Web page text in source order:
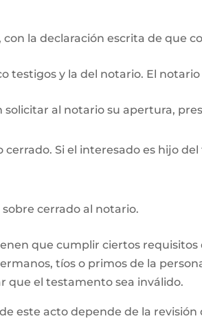
la declaración escrita de que
testigos y la del notario. El
al notario su apertura,
Si el interesado es hijo del
cerrado al notario.
que cumplir ciertos requisitos
tíos o primos de la
que el testamento sea inválido.
este acto depende de la revisión